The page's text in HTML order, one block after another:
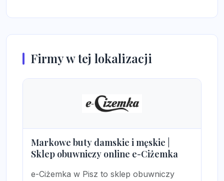
Firmy w tej lokalizacji
Markowe buty damskie i męskie |
Sklep obuwniczy online e-Ciżemka
e-Ciżemka w Pisz to sklep obuwniczy